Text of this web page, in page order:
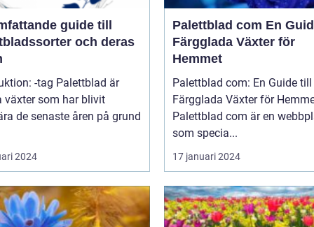
guide till
och deras
-tag Palettblad är
växter som har blivit
de senaste åren på grund
2024
Palettblad com En Guide till
Färgglada Växter för
Hemmet
Palettblad com: En Guide till
Färgglada Växter för
Palettblad com är en
som specia...
17 januari 2024